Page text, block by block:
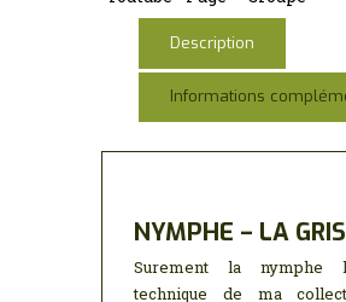
o
k
n
p
Description
Informations
NYMPHE – LA
Surement la nymphe
technique de ma